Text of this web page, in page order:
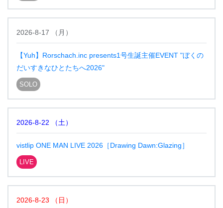
2026-8-17 （ 月 ）
【Yuh】Rorschach.inc presents1号生誕主催EVENT "ぼくの
だいすきなひとたちへ2026"
SOLO
2026-8-22 （土）
vistlip ONE MAN LIVE 2026［Drawing Dawn:Glazing］
LIVE
2026-8-23 （ 日 ）